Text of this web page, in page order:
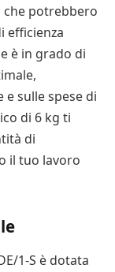
che potrebbero
efficienza
è in grado di
e sulle spese di
di 6 kg ti
di
il tuo lavoro
1-S è dotata